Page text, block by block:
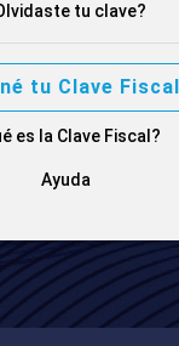
tu clave?
tu Clave Fiscal
es la Clave Fiscal?
Ayuda